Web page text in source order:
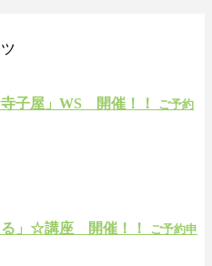
子屋」WS 開催！！
ご予約
る」☆講座 開催！！
ご予約申